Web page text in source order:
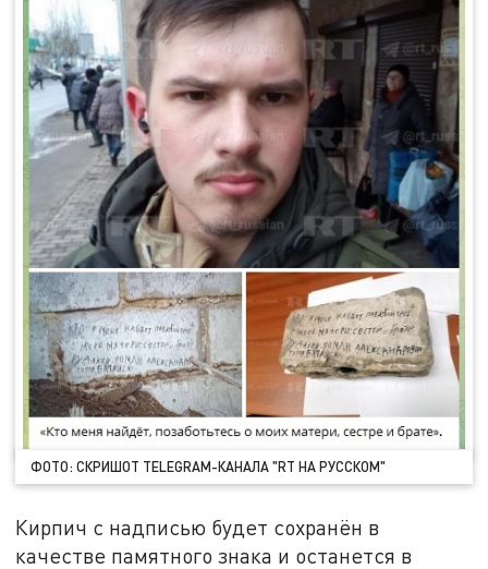
ФОТО: СКРИШОТ TELEGRAM-КАНАЛА "RT НА РУССКОМ"
Кирпич с надписью будет сохранён в
качестве памятного знака и останется в